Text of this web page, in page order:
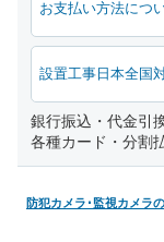
お支払い方法につ
設置工事日本全国
銀行振込・代金引
各種カード・分割
防犯カメラ･監視カメラ